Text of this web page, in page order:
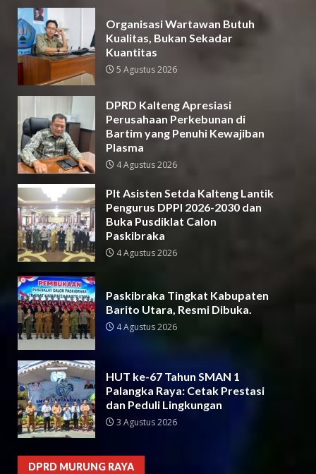
Organisasi Wartawan Butuh
Kualitas, Bukan Sekadar
Kuantitas
5 Agustus 2026
DPRD Kalteng Apresiasi
Perusahaan Perkebunan di
Bartim yang Penuhi Kewajiban
Plasma
4 Agustus 2026
Plt Asisten Setda Kalteng Lantik
Pengurus DPPI 2026-2030 dan
Buka Pusdiklat Calon
Paskibraka
4 Agustus 2026
Paskibraka Tingkat Kabupaten
Barito Utara, Resmi Dibuka.
4 Agustus 2026
HUT ke-67 Tahun SMAN 1
Palangka Raya: Cetak Prestasi
dan Peduli Lingkungan
3 Agustus 2026
DPRD MURUNG RAYA